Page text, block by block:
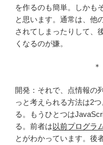
を作るのも簡単。しかも
と思います。通常は、他
されてしまったりして、
くなるのが嫌。
開発：それで、点情報の
っと考えられる方法は2
る。もうひとつは
る。前者は以前プログラ
とがわかっています。後